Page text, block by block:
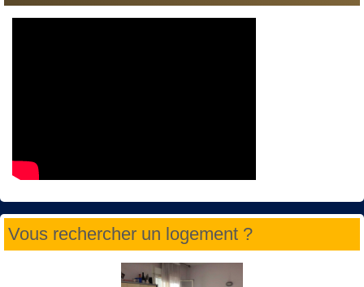
Vous rechercher un logement ?